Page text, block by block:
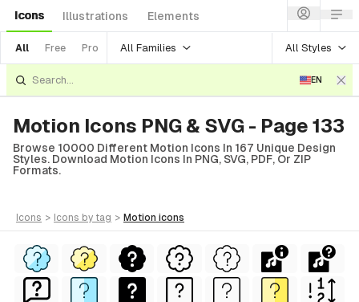
Icons Illustrations Elements
All Free Pro All Families All Styles
EN
Motion Icons PNG & SVG - Page 133
Browse 10000 Different Motion Icons In 167 Unique Design
Styles. Download Motion Icons In PNG, SVG, PDF, Or ZIP
Formats.
icons > icons by tag > motion icons